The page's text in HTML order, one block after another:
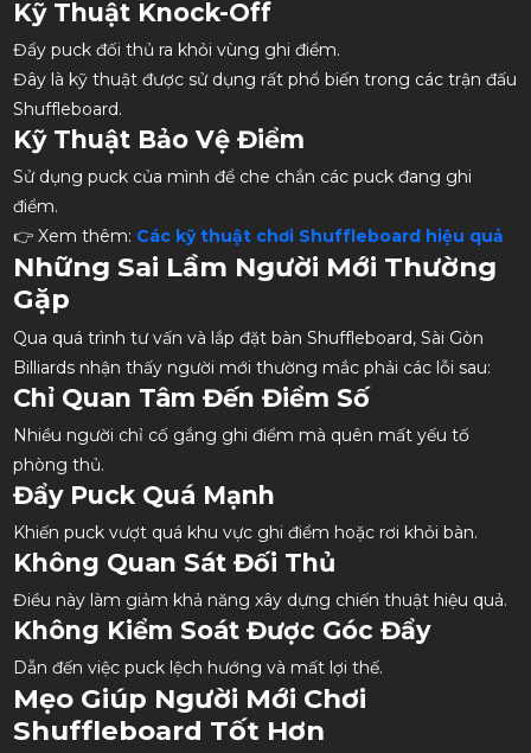
Kỹ Thuật Knock-Off
Đẩy puck đối thủ ra khỏi vùng ghi điểm.
Đây là kỹ thuật được sử dụng rất phổ biến trong các trận đấu
Shuffleboard.
Kỹ Thuật Bảo Vệ Điểm
Sử dụng puck của mình để che chắn các puck đang ghi
điểm.
👉 Xem thêm: Các kỹ thuật chơi Shuffleboard hiệu quả
Những Sai Lầm Người Mới Thường
Gặp
Qua quá trình tư vấn và lắp đặt bàn Shuffleboard, Sài Gòn
Billiards nhận thấy người mới thường mắc phải các lỗi sau:
Chỉ Quan Tâm Đến Điểm Số
Nhiều người chỉ cố gắng ghi điểm mà quên mất yếu tố
phòng thủ.
Đẩy Puck Quá Mạnh
Khiến puck vượt quá khu vực ghi điểm hoặc rơi khỏi bàn.
Không Quan Sát Đối Thủ
Điều này làm giảm khả năng xây dựng chiến thuật hiệu quả.
Không Kiểm Soát Được Góc Đẩy
Dẫn đến việc puck lệch hướng và mất lợi thế.
Mẹo Giúp Người Mới Chơi
Shuffleboard Tốt Hơn